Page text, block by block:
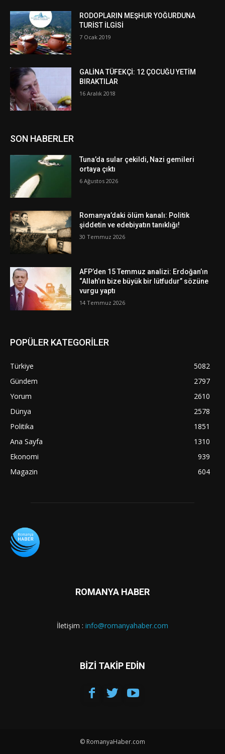
RODOPLARIN MEŞHUR YOĞURDUNA
TURİST İLGİSİ
7 Ocak 2019
GALİNA TÜFEKÇİ: 12 ÇOCUĞU YETİM
BIRAKTILAR
16 Aralık 2018
SON HABERLER
Tuna’da sular çekildi, Nazi gemileri
ortaya çıktı
6 Ağustos 2026
Romanya’daki ölüm kanalı: Politik
şiddetin ve edebiyatın tanıklığı!
30 Temmuz 2026
AFP’den 15 Temmuz analizi: Erdoğan’ın
“Allah’ın bize büyük bir lütfudur” sözüne
vurgu yaptı
14 Temmuz 2026
POPÜLER KATEGORİLER
Türkiye
5082
Gündem
2797
Yorum
2610
Dünya
2578
Politika
1851
Ana Sayfa
1310
Ekonomi
939
Magazin
604
ROMANYA HABER
İletişim : info@romanyahaber.com
BİZİ TAKİP EDİN
© RomanyaHaber.com